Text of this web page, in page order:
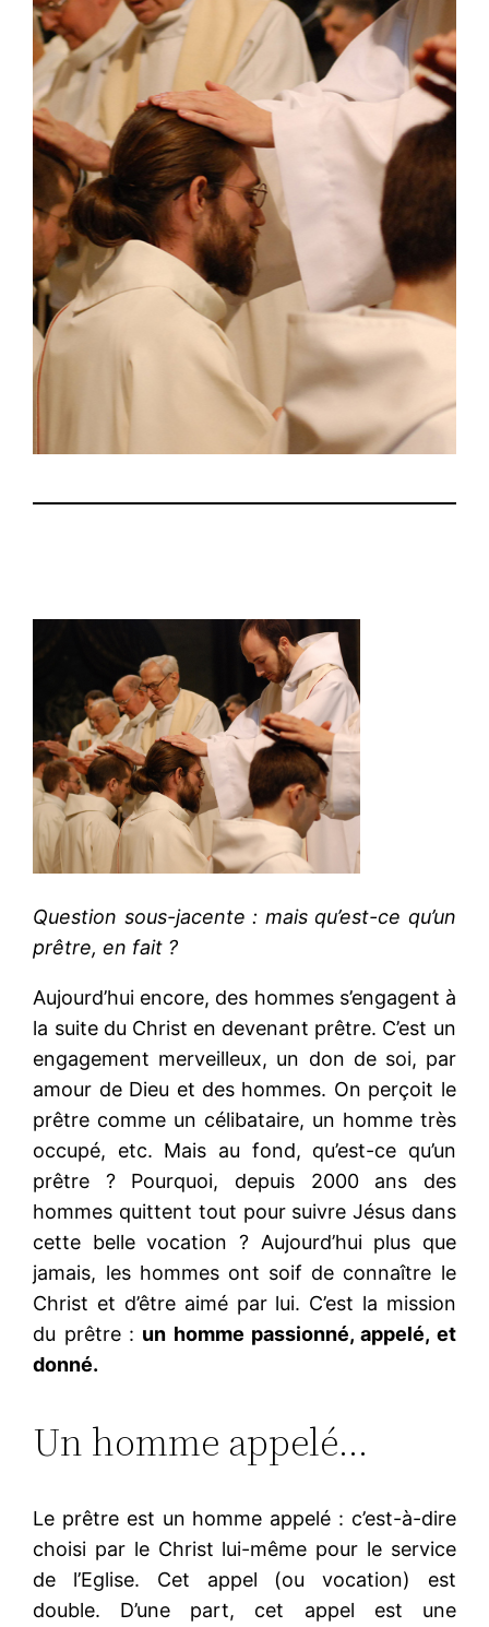
Question sous-jacente : mais qu’est-ce qu’un
prêtre, en fait ?
Aujourd’hui encore, des hommes s’engagent à
la suite du Christ en devenant prêtre. C’est un
engagement merveilleux, un don de soi, par
amour de Dieu et des hommes. On perçoit le
prêtre comme un célibataire, un homme très
occupé, etc. Mais au fond, qu’est-ce qu’un
prêtre ? Pourquoi, depuis 2000 ans des
hommes quittent tout pour suivre Jésus dans
cette belle vocation ? Aujourd’hui plus que
jamais, les hommes ont soif de connaître le
Christ et d’être aimé par lui. C’est la mission
du prêtre : un homme passionné, appelé, et
donné.
Un homme appelé…
Le prêtre est un homme appelé : c’est-à-dire
choisi par le Christ lui-même pour le service
de l’Eglise. Cet appel (ou vocation) est
double. D’une part, cet appel est une